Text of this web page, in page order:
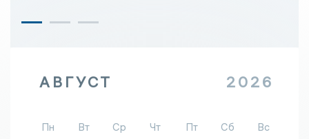
АВГУСТ 2026
Пн Вт Ср Чт Пт Сб
Вс